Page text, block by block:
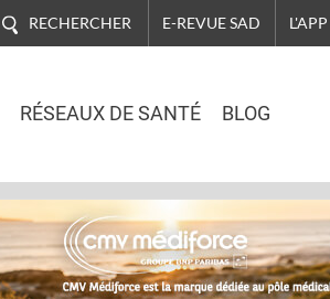
RECHERCHER E-REVUE SAD L'APP
RÉSEAUX DE SANTÉ BLOG